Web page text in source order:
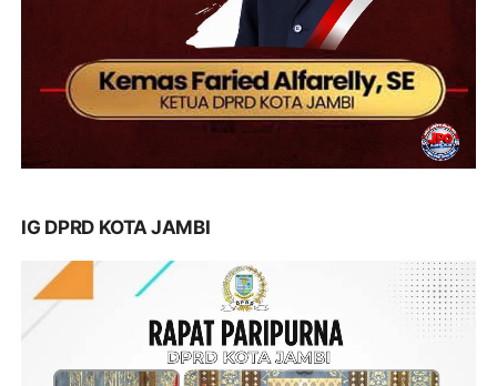
IG DPRD KOTA JAMBI